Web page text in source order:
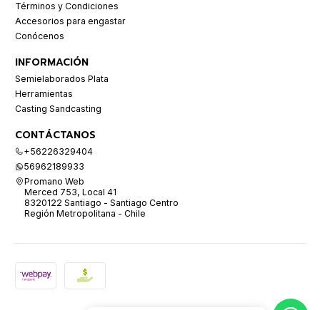
Términos y Condiciones
Accesorios para engastar
Conócenos
INFORMACIÓN
Semielaborados Plata
Herramientas
Casting Sandcasting
CONTÁCTANOS
+56226329404
56962189933
Promano Web
Merced 753, Local 41
8320122 Santiago - Santiago Centro
Región Metropolitana - Chile